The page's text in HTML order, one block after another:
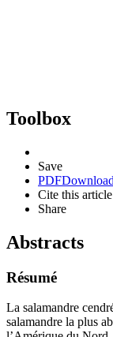
Toolbox
Save
PDFDownload
Cite this article
Share
Abstracts
Résumé
La salamandre
salamandre la plus